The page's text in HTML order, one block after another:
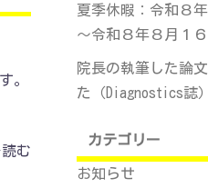
。
む
夏季休暇：令和８
～令和８年８月１６
院長の執筆した論
た（Diagnostics誌）
カテゴリー
お知らせ